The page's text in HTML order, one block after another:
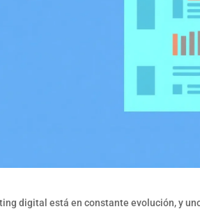
digital está en constante evolución, y